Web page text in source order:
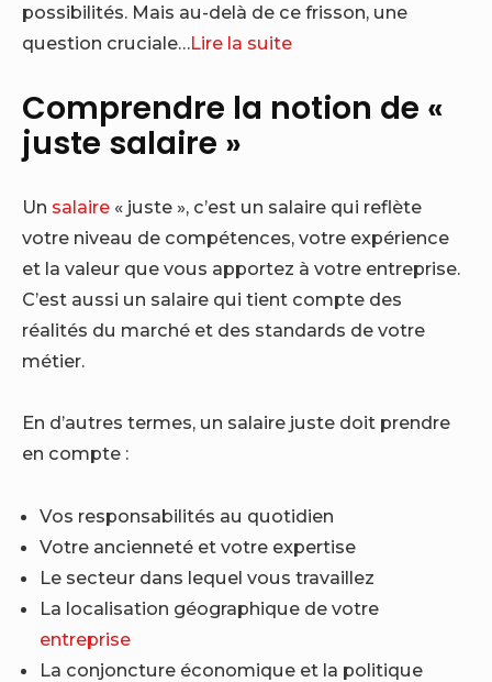
possibilités. Mais au-delà de ce frisson, une
question cruciale…Lire la suite
Comprendre la notion de «
juste salaire »
Un salaire « juste », c’est un salaire qui reflète
votre niveau de compétences, votre expérience
et la valeur que vous apportez à votre entreprise.
C’est aussi un salaire qui tient compte des
réalités du marché et des standards de votre
métier.
En d’autres termes, un salaire juste doit prendre
en compte :
Vos responsabilités au quotidien
Votre ancienneté et votre expertise
Le secteur dans lequel vous travaillez
La localisation géographique de votre
entreprise
La conjoncture économique et la politique